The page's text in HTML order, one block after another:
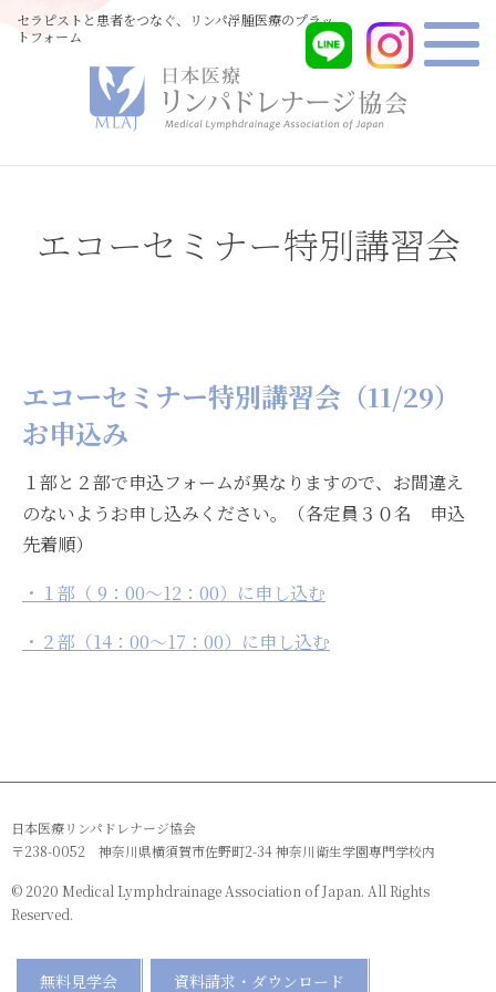
セラピストと患者をつなぐ、リンパ浮腫医療のプラッ
トフォーム
エコーセミナー特別講習会
エコーセミナー特別講習会（11/29）
お申込み
１部と２部で申込フォームが異なりますので、お間違え
のないようお申し込みください。（各定員３０名 申込
先着順）
・１部（ 9：00～12：00）に申し込む
・２部（14：00～17：00）に申し込む
日本医療リンパドレナージ協会
〒238-0052 神奈川県横須賀市佐野町2-34 神奈川衛生学園専門学校内
© 2020 Medical Lymphdrainage Association of Japan. All Rights
Reserved.
無料見学会 資料請求・ダウンロード